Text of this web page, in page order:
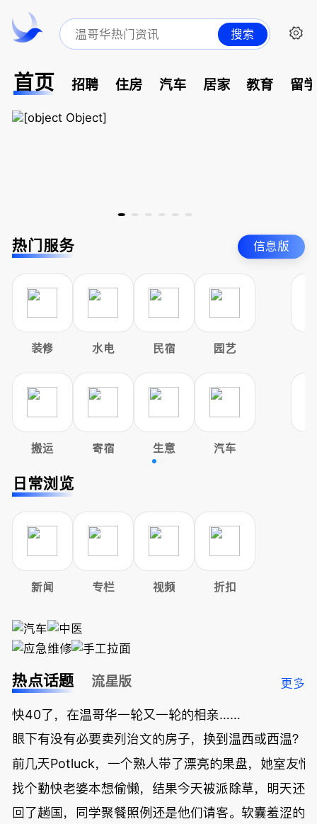
搜索
首页 招聘 住房 汽车 居家 教育 留
热门服务 信息版
装修 水电 民宿 园艺
搬运 寄宿 生意 汽车
日常浏览
新闻 专栏 视频 折扣
热点话题 流星版 更多
快40了，在温哥华一轮又一轮的相亲……
眼下有没有必要卖列治文的房子，换到温西或西温？
前几天Potluck，一个熟人带了漂亮的果盘，她室友悄
找个勤快老婆本想偷懒，结果今天被派除草，明天还
回了趟国，同学聚餐照例还是他们请客。软囊羞涩的